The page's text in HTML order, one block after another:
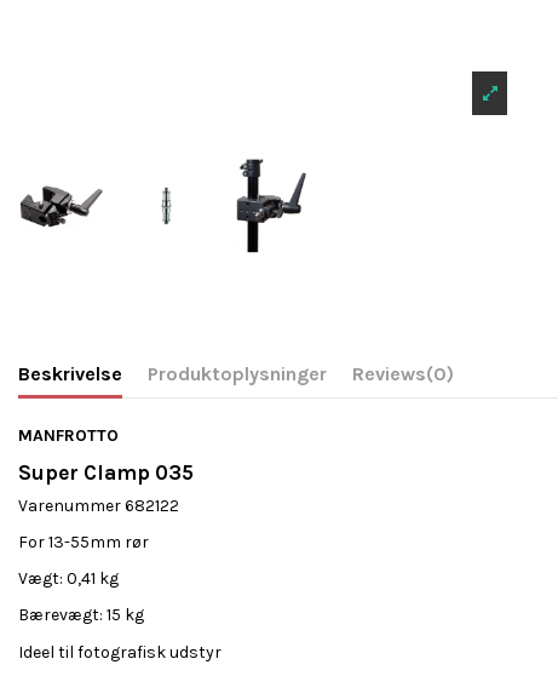
Beskrivelse Produktoplysninger Reviews(0)
MANFROTTO
Super Clamp 035
Varenummer 682122
For 13-55mm rør
Vægt: 0,41 kg
Bærevægt: 15 kg
Ideel til fotografisk udstyr